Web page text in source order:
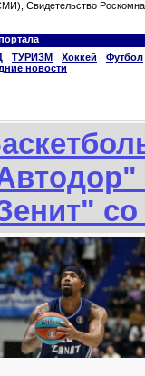
Свидетельство
ТУРИЗМ Хоккей
Футбол
новости
со